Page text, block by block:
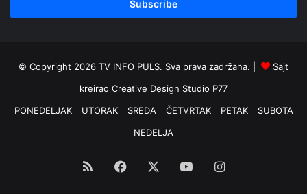
© Copyright 2026 TV INFO PULS. Sva prava zadržana. |
Sajt
kreirao Creative Design Studio P77
PONEDELJAK
UTORAK SREDA ČETVRTAK PETAK
SUBOTA
NEDELJA
RSS Facebook YouTubeInstagram